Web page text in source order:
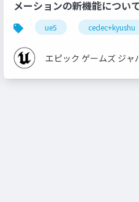
メーションの新機能につい
【CEDEC+KYUSHU 2022】
ue5 cedec+kyushu
エピック ゲームズ ジャ